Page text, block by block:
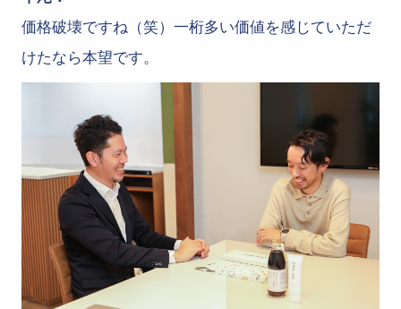
価格破壊ですね（笑）一桁多い価値を感じていただ
けたなら本望です。